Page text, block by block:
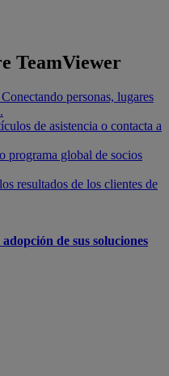
TeamViewer
Conectando personas, lugares
de asistencia o contacta a
programa global de socios
resultados de los clientes de
de sus soluciones